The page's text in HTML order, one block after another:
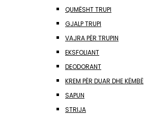
QUMËSHT TRUPI
GJALP TRUPI
VAJRA PËR TRUPIN
EKSFOLIANT
DEODORANT
KREM PËR DUAR DHE KËMBË
SAPUN
STRIJA